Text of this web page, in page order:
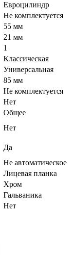
Евроцилиндр
Не комплектуется
55 мм
21 мм
1
Классическая
Универсальная
85 мм
Не комплектуется
Нет
Общее
Нет
Да
Не автоматическое
Лицевая планка
Хром
Гальваника
Нет